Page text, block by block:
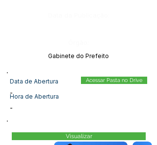
Gabinete do Prefeito
Data de Abertura
-
Hora de Abertura
-
Acessar Pasta no Drive
Visualizar